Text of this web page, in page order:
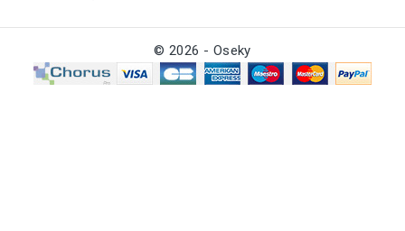
© 2026 - Oseky